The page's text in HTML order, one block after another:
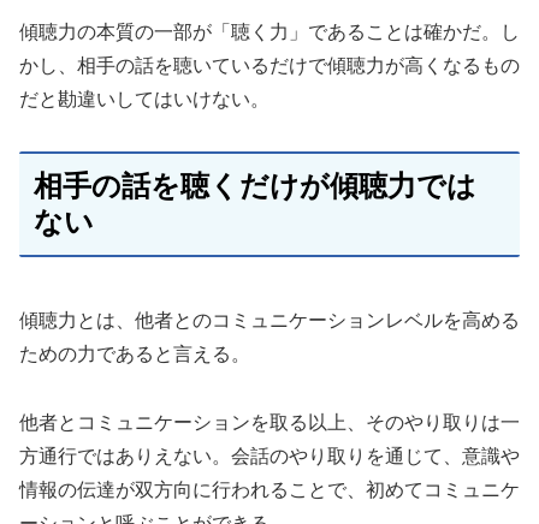
傾聴力の本質の一部が「聴く力」であることは確かだ。し
かし、相手の話を聴いているだけで傾聴力が高くなるもの
だと勘違いしてはいけない。
相手の話を聴くだけが傾聴力では
ない
傾聴力とは、他者とのコミュニケーションレベルを高める
ための力であると言える。
他者とコミュニケーションを取る以上、そのやり取りは一
方通行ではありえない。会話のやり取りを通じて、意識や
情報の伝達が双方向に行われることで、初めてコミュニケ